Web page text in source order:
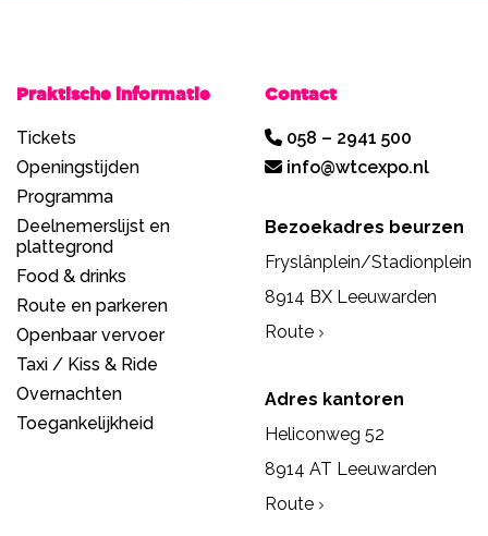
Praktische informatie
Tickets
Openingstijden
Programma
Deelnemerslijst en
plattegrond
Food & drinks
Route en parkeren
Openbaar vervoer
Taxi / Kiss & Ride
Overnachten
Toegankelijkheid
Contact
058 – 2941 500
info@wtcexpo.nl
Bezoekadres beurzen
Fryslânplein/Stadionplein
8914 BX Leeuwarden
Route
Adres kantoren
Heliconweg 52
8914 AT Leeuwarden
Route